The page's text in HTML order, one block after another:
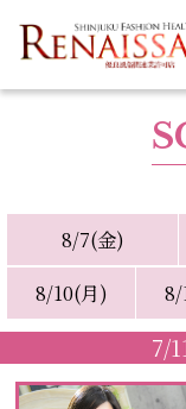
8/7(金)
8/10(月)
8/
7/